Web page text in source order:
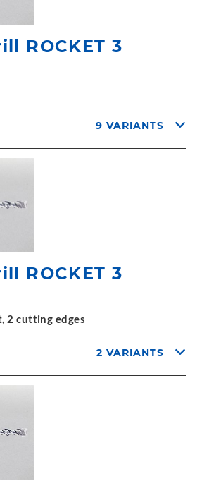
ROCKET 3
9 VARIANTS
ROCKET 3
2 cutting edges
2 VARIANTS